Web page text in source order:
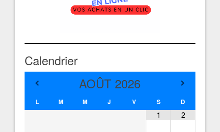
Calendrier
AOÛT 2026
L M M J V S D
1 2